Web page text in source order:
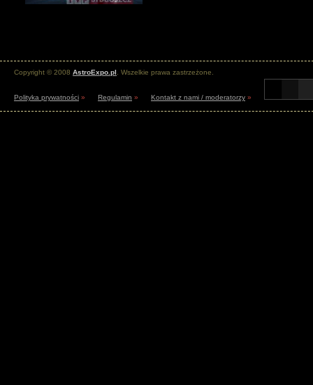
Copyright © 2008 AstroExpo.pl . Wszelkie prawa zastrzeżone.
Polityka prywatności » Regulamin » Kontakt z nami / moderatorzy »